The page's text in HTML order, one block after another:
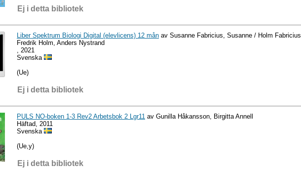
Ej i detta bibliotek
Liber Spektrum Biologi Digital (elevlicens) 12 mån av Susanne Fabricius, Susanne / Holm Fabricius,
Fredrik Holm, Anders Nystrand
, 2021
Svenska
(Ue)
Ej i detta bibliotek
PULS NO-boken 1-3 Rev2 Arbetsbok 2 Lgr11 av Gunilla Håkansson, Birgitta Annell
Häftad, 2011
Svenska
(Ue,y)
Ej i detta bibliotek